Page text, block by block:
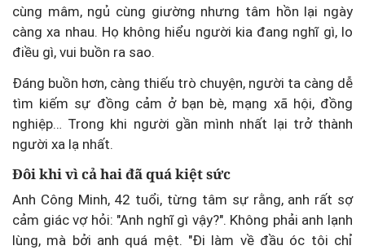
cùng mâm, ngủ cùng giường nhưng tâm hồn lại ngày
càng xa nhau. Họ không hiểu người kia đang nghĩ gì, lo
điều gì, vui buồn ra sao.
Đáng buồn hơn, càng thiếu trò chuyện, người ta càng dễ
tìm kiếm sự đồng cảm ở bạn bè, mạng xã hội, đồng
nghiệp… Trong khi người gần mình nhất lại trở thành
người xa lạ nhất.
Đôi khi vì cả hai đã quá kiệt sức
Anh Công Minh, 42 tuổi, từng tâm sự rằng, anh rất sợ
cảm giác vợ hỏi: "Anh nghĩ gì vậy?". Không phải anh lạnh
lùng, mà bởi anh quá mệt. "Đi làm về đầu óc tôi chỉ